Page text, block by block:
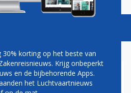
GROOT
korting op het beste van
Krijg onbeperkt
en de bijbehorende Apps.
het Luchtvaartnieuws